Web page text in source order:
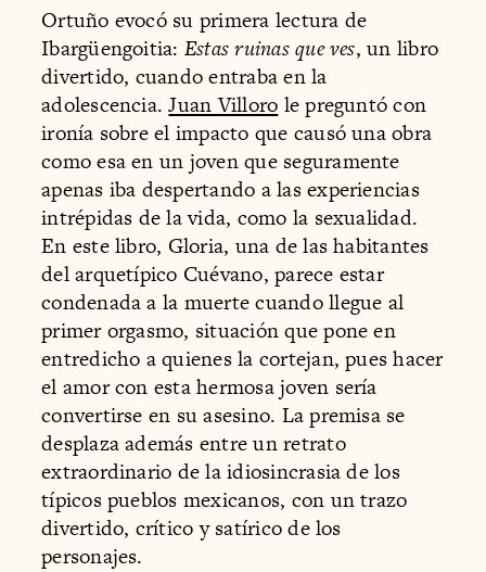
Ortuño evocó su primera lectura de
Ibargüengoitia: Estas ruinas que ves, un libro
divertido, cuando entraba en la
adolescencia.Juan Villoro le preguntó con
ironía sobre el impacto que causó una obra
como esa en un joven que seguramente
apenas iba despertando a las experiencias
intrépidas de la vida, como la sexualidad.
En este libro, Gloria, una de las habitantes
del arquetípico Cuévano, parece estar
condenada a la muerte cuando llegue al
primer orgasmo, situación que pone en
entredicho a quienes la cortejan, pues hacer
el amor con esta hermosa joven sería
convertirse en su asesino. La premisa se
desplaza además entre un retrato
extraordinario de la idiosincrasia de los
típicos pueblos mexicanos, con un trazo
divertido, crítico y satírico de los
personajes.